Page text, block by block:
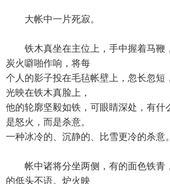
大帐中一片死寂。
铁木真坐在主位上，手中握着马鞭
炭火噼啪作响，将每
个人的影子投在毛毡帐壁上，忽长忽短
光映在铁木真脸上，
他的轮廓坚毅如铁，可眼睛深处，有什
是怒火，而是杀意。
一种冰冷的、沉静的、比雪更冷的杀意。
帐中诸将分坐两侧，有的面色铁青
的低头不语。炉火映